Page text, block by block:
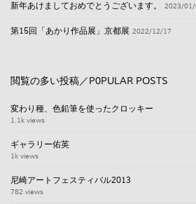
新年あけましておめでとうございます。 2023/01/
第15回「あかり作品展」京都展 2022/12/17
閲覧の多い投稿／P0PULAR POSTS
変わり種、色鉛筆を使ったクロッキー
1.1k views
ギャラリー佑英
1k views
尼崎アートフェスティバル2013
782 views